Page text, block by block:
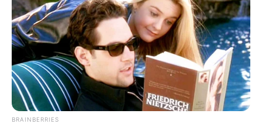
BRAINBERRIES